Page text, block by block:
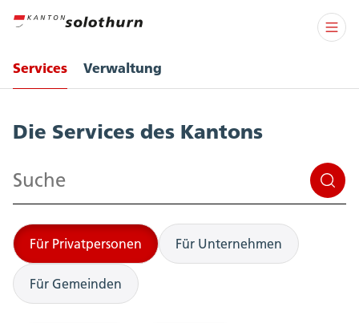
Services Verwaltung
Die Services des Kantons
Suchen
Für Privatpersonen Für Unternehmen
Für Gemeinden